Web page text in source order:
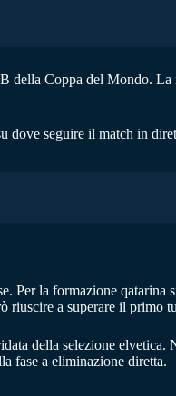
della Coppa del Mondo. La
dove seguire il match in
Per la formazione qatarina
riuscire a superare il primo
della selezione elvetica.
fase a eliminazione diretta.